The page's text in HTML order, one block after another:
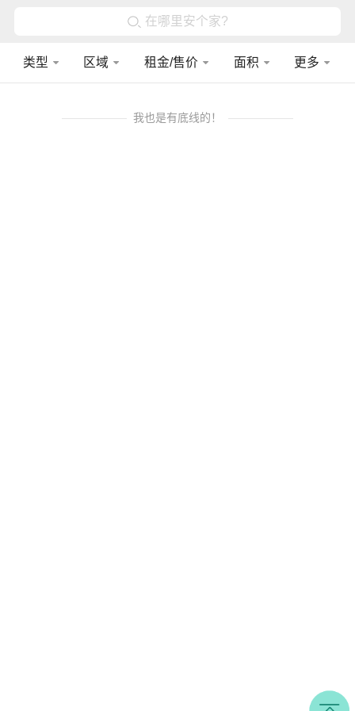
在哪里安个家?
类型 区域 租金/售价 面积 更多
我也是有底线的！